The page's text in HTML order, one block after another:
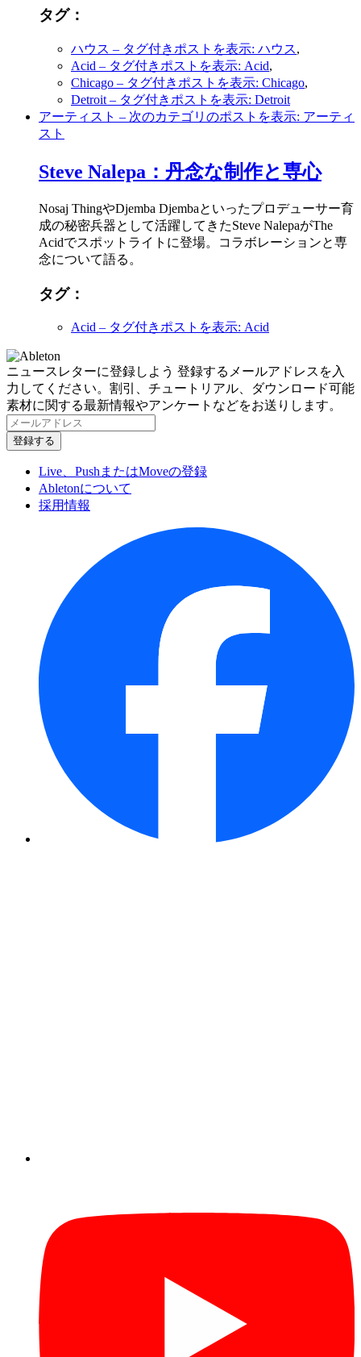
タグ：
ハウス – タグ付きポストを表示: ハウス,
Acid – タグ付きポストを表示: Acid,
Chicago – タグ付きポストを表示: Chicago,
Detroit – タグ付きポストを表示: Detroit
アーティスト – 次のカテゴリのポストを表示: アーティ
スト
Steve Nalepa：丹念な制作と専心
Nosaj ThingやDjemba Djembaといったプロデューサー育
成の秘密兵器として活躍してきたSteve NalepaがThe
Acidでスポットライトに登場。コラボレーションと専
念について語る。
タグ：
Acid – タグ付きポストを表示: Acid
ニュースレターに登録しよう 登録するメールアドレスを入
力してください。割引、チュートリアル、ダウンロード可能
素材に関する最新情報やアンケートなどをお送りします。
Live、PushまたはMoveの登録
Abletonについて
採用情報